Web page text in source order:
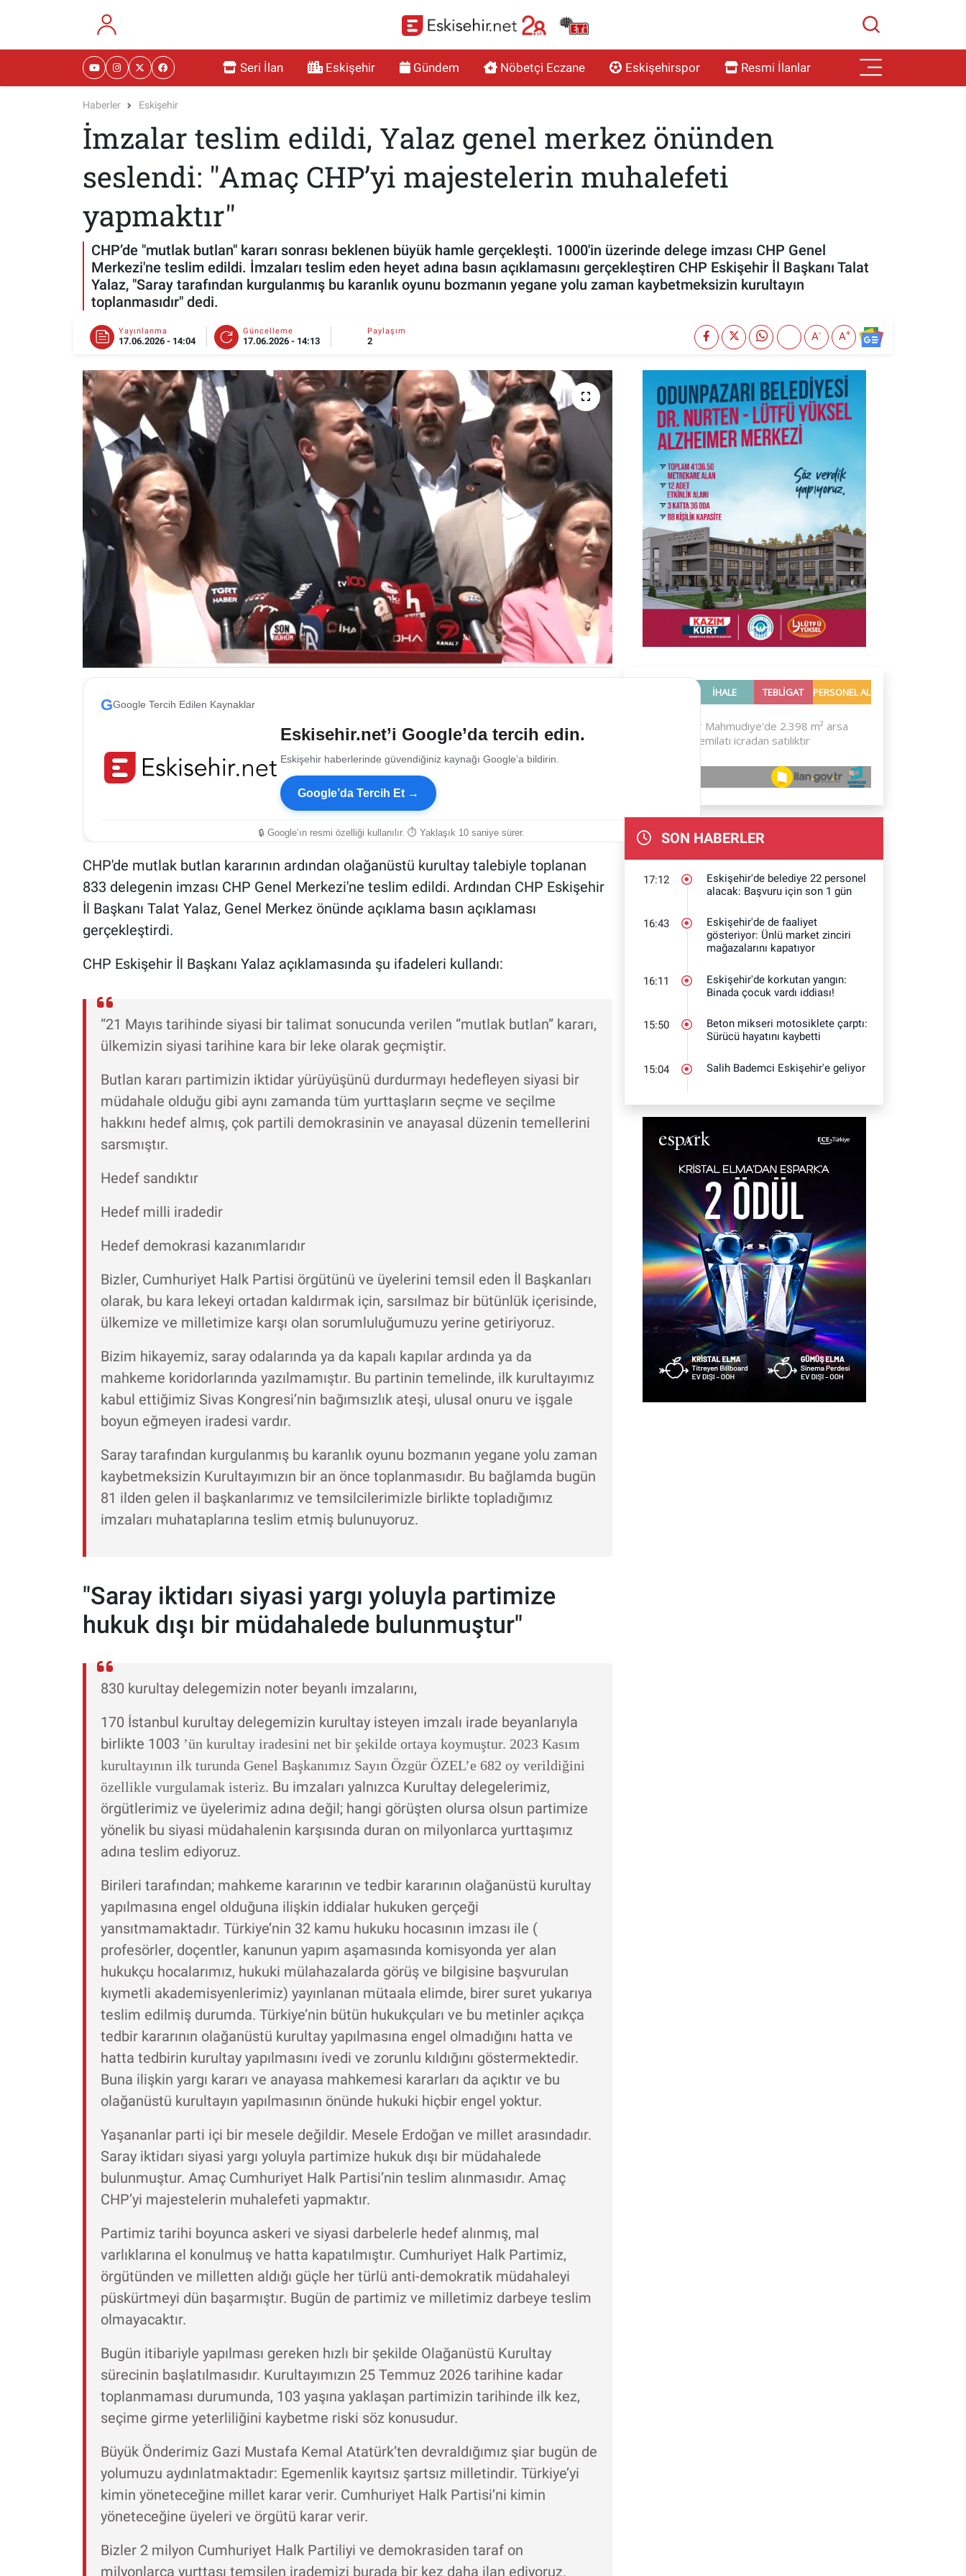
Seri İlan Eskişehir Gündem Nöbetçi Eczane Eskişehirspor Resmi İlanlar
Haberler Eskişehir
İmzalar teslim edildi, Yalaz genel merkez önünden
seslendi: "Amaç CHP’yi majestelerin muhalefeti
yapmaktır"
CHP’de "mutlak butlan" kararı sonrası beklenen büyük hamle gerçekleşti. 1000'in üzerinde delege imzası CHP Genel
Merkezi'ne teslim edildi. İmzaları teslim eden heyet adına basın açıklamasını gerçekleştiren CHP Eskişehir İl Başkanı Talat
Yalaz, "Saray tarafından kurgulanmış bu karanlık oyunu bozmanın yegane yolu zaman kaybetmeksizin kurultayın
toplanmasıdır" dedi.
Yayınlanma
17.06.2026 - 14:04
Güncelleme
17.06.2026 - 14:13
Paylaşım
2 A- A+
GGoogle Tercih Edilen Kaynaklar
Eskisehir.net’i Google’da tercih edin.
Eskişehir haberlerinde güvendiğiniz kaynağı Google’a bildirin.
Google’da Tercih Et →
🔒 Google’ın resmi özelliği kullanılır. ⏱ Yaklaşık 10 saniye sürer.
CHP'de mutlak butlan kararının ardından olağanüstü kurultay talebiyle toplanan
833 delegenin imzası CHP Genel Merkezi'ne teslim edildi. Ardından CHP Eskişehir
İl Başkanı Talat Yalaz, Genel Merkez önünde açıklama basın açıklaması
gerçekleştirdi.
CHP Eskişehir İl Başkanı Yalaz açıklamasında şu ifadeleri kullandı:
“21 Mayıs tarihinde siyasi bir talimat sonucunda verilen “mutlak butlan” kararı,
ülkemizin siyasi tarihine kara bir leke olarak geçmiştir.
Butlan kararı partimizin iktidar yürüyüşünü durdurmayı hedefleyen siyasi bir
müdahale olduğu gibi aynı zamanda tüm yurttaşların seçme ve seçilme
hakkını hedef almış, çok partili demokrasinin ve anayasal düzenin temellerini
sarsmıştır.
Hedef sandıktır
Hedef milli iradedir
Hedef demokrasi kazanımlarıdır
Bizler, Cumhuriyet Halk Partisi örgütünü ve üyelerini temsil eden İl Başkanları
olarak, bu kara lekeyi ortadan kaldırmak için, sarsılmaz bir bütünlük içerisinde,
ülkemize ve milletimize karşı olan sorumluluğumuzu yerine getiriyoruz.
Bizim hikayemiz, saray odalarında ya da kapalı kapılar ardında ya da
mahkeme koridorlarında yazılmamıştır. Bu partinin temelinde, ilk kurultayımız
kabul ettiğimiz Sivas Kongresi’nin bağımsızlık ateşi, ulusal onuru ve işgale
boyun eğmeyen iradesi vardır.
Saray tarafından kurgulanmış bu karanlık oyunu bozmanın yegane yolu zaman
kaybetmeksizin Kurultayımızın bir an önce toplanmasıdır. Bu bağlamda bugün
81 ilden gelen il başkanlarımız ve temsilcilerimizle birlikte topladığımız
imzaları muhataplarına teslim etmiş bulunuyoruz.
"Saray iktidarı siyasi yargı yoluyla partimize
hukuk dışı bir müdahalede bulunmuştur"
830 kurultay delegemizin noter beyanlı imzalarını,
170 İstanbul kurultay delegemizin kurultay isteyen imzalı irade beyanlarıyla
birlikte 1003 ’ün kurultay iradesini net bir şekilde ortaya koymuştur. 2023 Kasım
kurultayının ilk turunda Genel Başkanımız Sayın Özgür ÖZEL’e 682 oy verildiğini
özellikle vurgulamak isteriz. Bu imzaları yalnızca Kurultay delegelerimiz,
örgütlerimiz ve üyelerimiz adına değil; hangi görüşten olursa olsun partimize
yönelik bu siyasi müdahalenin karşısında duran on milyonlarca yurttaşımız
adına teslim ediyoruz.
Birileri tarafından; mahkeme kararının ve tedbir kararının olağanüstü kurultay
yapılmasına engel olduğuna ilişkin iddialar hukuken gerçeği
yansıtmamaktadır. Türkiye’nin 32 kamu hukuku hocasının imzası ile (
profesörler, doçentler, kanunun yapım aşamasında komisyonda yer alan
hukukçu hocalarımız, hukuki mülahazalarda görüş ve bilgisine başvurulan
kıymetli akademisyenlerimiz) yayınlanan mütaala elimde, birer suret yukarıya
teslim edilmiş durumda. Türkiye’nin bütün hukukçuları ve bu metinler açıkça
tedbir kararının olağanüstü kurultay yapılmasına engel olmadığını hatta ve
hatta tedbirin kurultay yapılmasını ivedi ve zorunlu kıldığını göstermektedir.
Buna ilişkin yargı kararı ve anayasa mahkemesi kararları da açıktır ve bu
olağanüstü kurultayın yapılmasının önünde hukuki hiçbir engel yoktur.
Yaşananlar parti içi bir mesele değildir. Mesele Erdoğan ve millet arasındadır.
Saray iktidarı siyasi yargı yoluyla partimize hukuk dışı bir müdahalede
bulunmuştur. Amaç Cumhuriyet Halk Partisi’nin teslim alınmasıdır. Amaç
CHP’yi majestelerin muhalefeti yapmaktır.
Partimiz tarihi boyunca askeri ve siyasi darbelerle hedef alınmış, mal
varlıklarına el konulmuş ve hatta kapatılmıştır. Cumhuriyet Halk Partimiz,
örgütünden ve milletten aldığı güçle her türlü anti-demokratik müdahaleyi
püskürtmeyi dün başarmıştır. Bugün de partimiz ve milletimiz darbeye teslim
olmayacaktır.
Bugün itibariyle yapılması gereken hızlı bir şekilde Olağanüstü Kurultay
sürecinin başlatılmasıdır. Kurultayımızın 25 Temmuz 2026 tarihine kadar
toplanmaması durumunda, 103 yaşına yaklaşan partimizin tarihinde ilk kez,
seçime girme yeterliliğini kaybetme riski söz konusudur.
Büyük Önderimiz Gazi Mustafa Kemal Atatürk’ten devraldığımız şiar bugün de
yolumuzu aydınlatmaktadır: Egemenlik kayıtsız şartsız milletindir. Türkiye’yi
kimin yöneteceğine millet karar verir. Cumhuriyet Halk Partisi’ni kimin
yöneteceğine üyeleri ve örgütü karar verir.
Bizler 2 milyon Cumhuriyet Halk Partiliyi ve demokrasiden taraf on
milyonlarca yurttaşı temsilen irademizi burada bir kez daha ilan ediyoruz.
SON HABERLER
17:12
Eskişehir'de belediye 22 personel
alacak: Başvuru için son 1 gün
16:43
Eskişehir'de de faaliyet
gösteriyor: Ünlü market zinciri
mağazalarını kapatıyor
16:11
Eskişehir'de korkutan yangın:
Binada çocuk vardı iddiası!
15:50
Beton mikseri motosiklete çarptı:
Sürücü hayatını kaybetti
15:04 Salih Bademci Eskişehir'e geliyor
RESMİ İLANLAR
TEKNOLOJİ
ESKİŞEHİR NÖBETÇİ ECZANELER
Eskişehir Haber İçerikleri
Eskişehir Hava Durumu
Eskişehir Tramvay Saatleri
Eskişehir Otobüs Saatleri
Eskişehir Nöbetçi Eczaneler
Eskişehir Namaz Vakitleri
Eskişehir Trafik Yoğunluk Haritası
Süper Lig Puan Durumu ve Fikstür
Tüm Manşetler
Son Dakika Haberleri
Haber Arşivi